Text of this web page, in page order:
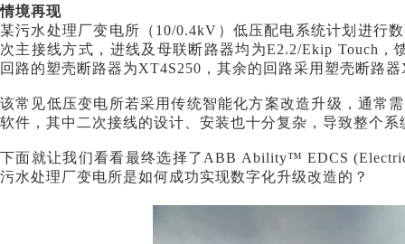
情境再现
某污水处理厂变电所（ 10/0.4kV）低压配电系统计划进行
次主接线方式，进线及母联断路器均为E2.2/Ekip Touch
回路的塑壳断路器为XT4S250，其余的回路采用塑壳断路
该常见低压变电所若采用传统智能化方案改造升级，通常
软件，其中二次接线的设计、安装也十分复杂，导致整个
下面就让我们看看最终选择了 ABB Ability™ EDCS
污水处理厂变电所是如何成功实现数字化升级改造的？